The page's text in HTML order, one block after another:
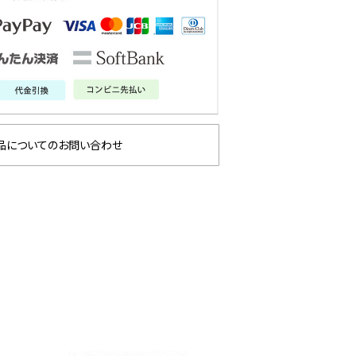
についてのお問い合わせ